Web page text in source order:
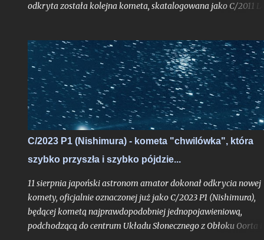
odkryta została kolejna kometa, skatalogowana jako C/2011
zbyt wcześnie. - (Uwaga: w końcowej części tekstu nowe
aktualizacje prognoz ze stycznia 2013 roku). Kliknij jeśli chcesz
razu przejść do uaktualnienia . - Kliknij w ten link, jeśli chcesz
przejść do aktualizacji z 05.05.2013 r.
C/2023 P1 (Nishimura) - kometa "chwilówka", która
szybko przyszła i szybko pójdzie...
11 sierpnia japoński astronom amator dokonał odkrycia nowej
komety, oficjalnie oznaczonej już jako C/2023 P1 (Nishimura),
będącej kometą najprawdopodobniej jednopojawieniową,
podchodzącą do centrum Układu Słonecznego z Obłoku Oorta i